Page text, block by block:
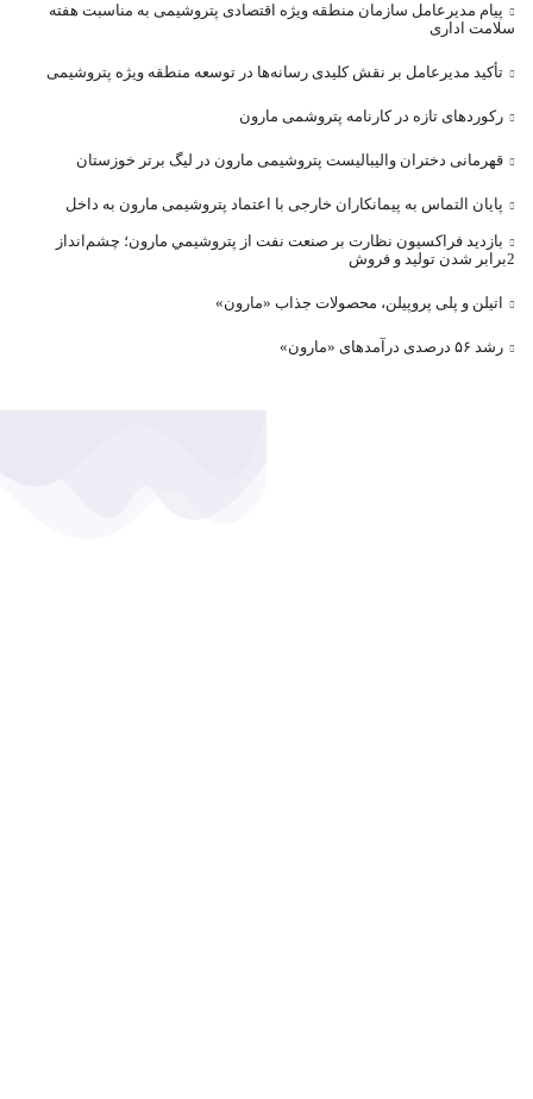
پیام مدیرعامل سازمان منطقه ویژه اقتصادی پتروشیمی به مناسبت هفته
سلامت اداری
تأکید مدیرعامل بر نقش کلیدی رسانه‌ها در توسعه منطقه ویژه پتروشیمی
رکوردهای تازه در کارنامه پتروشمی مارون
قهرمانی دختران والیبالیست پتروشیمی مارون در لیگ برتر خوزستان
پایان التماس به پیمانکاران خارجی با اعتماد پتروشیمی مارون به داخل
بازديد فراکسيون نظارت بر صنعت نفت از پتروشيمي مارون؛ چشم‌انداز
2برابر شدن توليد و فروش
اتیلن و پلی پروپیلن، محصولات جذاب «مارون»
رشد ۵۶ درصدی درآمد‌های «مارون»